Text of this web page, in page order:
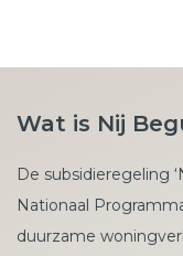
Wat is Nij
De subsidieregeling
Nationaal
duurzame